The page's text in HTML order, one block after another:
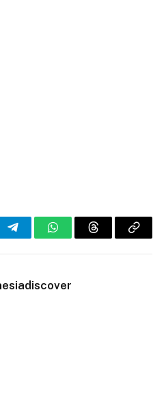
TelegramWhatsAppThreadsCopy